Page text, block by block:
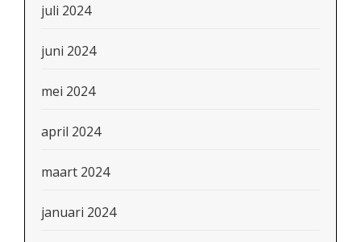
juli 2024
juni 2024
mei 2024
april 2024
maart 2024
januari 2024